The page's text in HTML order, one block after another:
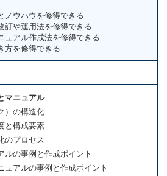
ノウハウを修得できる
訂や運用法を修得できる
ュアル作成法を修得できる
方を修得できる
マニュアル
の構造化
構成要素
プロセス
の事例と作成ポイント
アルの事例と作成ポイント